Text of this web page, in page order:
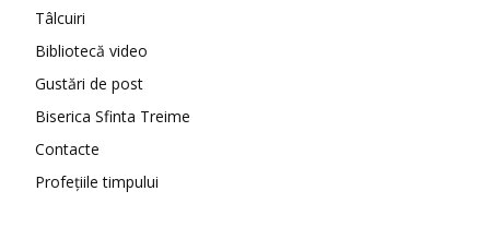
Tâlcuiri
Bibliotecă video
Gustări de post
Biserica Sfinta Treime
Contacte
Profețiile timpului